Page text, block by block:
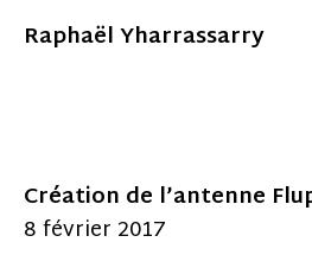
Raphaël Yharrassarry
Création de l’antenne
8 février 2017